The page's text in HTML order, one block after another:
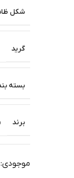
شکل
گرید
بسته
برند
موجودی: